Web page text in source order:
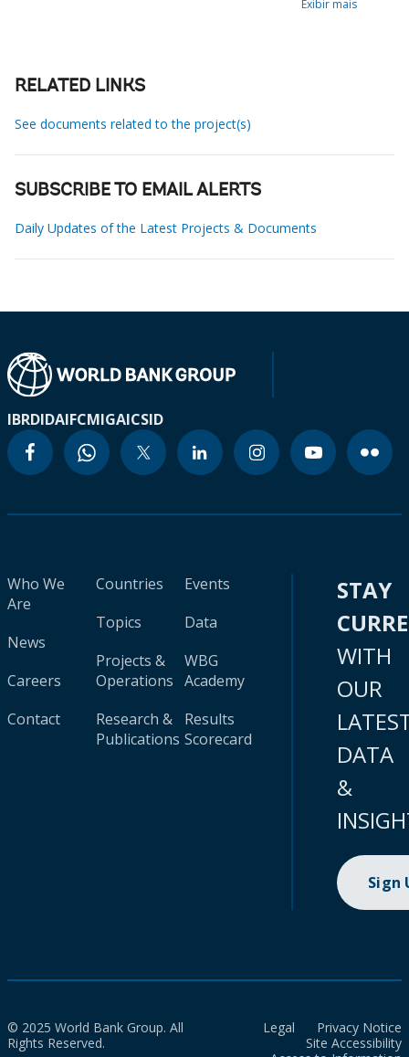
Exibir mais
RELATED LINKS
See documents related to the project(s)
SUBSCRIBE TO EMAIL ALERTS
Daily Updates of the Latest Projects & Documents
IBRDIDAIFCMIGAICSID
Who We
Are
News
Careers
Contact
Countries
Topics
Projects &
Operations
Research &
Publications
Events
Data
WBG
Academy
Results
Scorecard
STAY
WITH
OUR
DATA
&
Sign
© 2025 World Bank Group. All
Rights Reserved.
Legal
Privacy Notice
Site Accessibility